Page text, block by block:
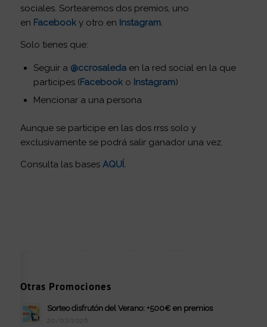
sociales. Sortearemos dos premios, uno
en Facebooky otro en Instagram.
Solo tienes que:
Seguir a @ccrosaledaen la red social en la que
participes (Facebooko Instagram)
Mencionar a una persona
Aunque se participe en las dos rrss solo y
exclusivamente se podrá salir ganador una vez.
Consulta las bases AQUÍ.
Otras Promociones
Sorteo disfrutón del Verano: +500€ en premios
20/07/2026